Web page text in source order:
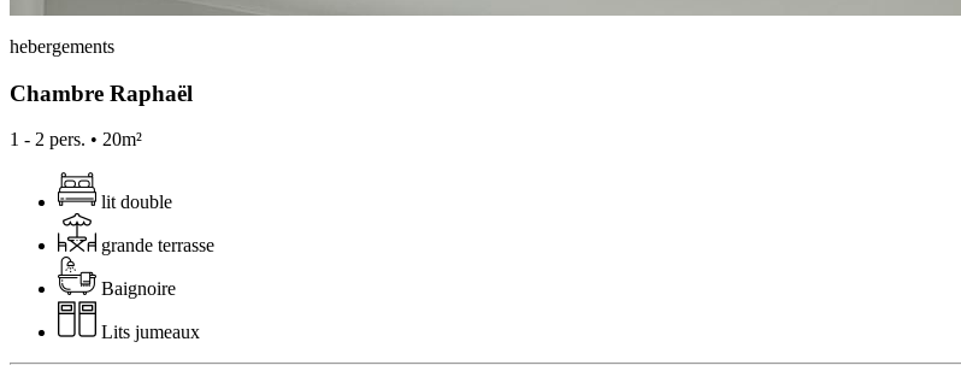
hebergements
Chambre Raphaël
1 - 2 pers. • 20m²
lit double
grande terrasse
Baignoire
Lits jumeaux